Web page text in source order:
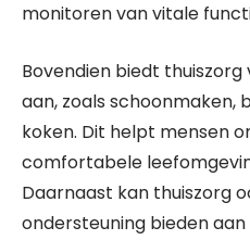
monitoren van vitale
Bovendien biedt thuiszorg
aan, zoals schoonmaken,
koken. Dit helpt mensen
comfortabele
Daarnaast kan thuiszorg
ondersteuning bieden